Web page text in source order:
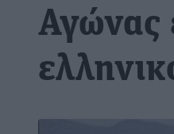
Αγώνας